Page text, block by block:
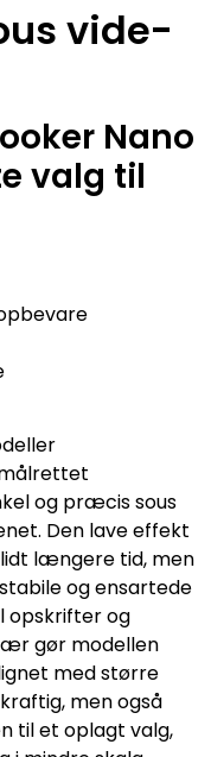
vide-
Nano
valg til
og præcis sous
Den lave effekt
længere tid, men
og ensartede
opskrifter og
gør modellen
med større
men også
til et oplagt valg,